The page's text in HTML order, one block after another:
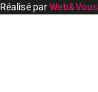
Réalisé parWeb&Vous